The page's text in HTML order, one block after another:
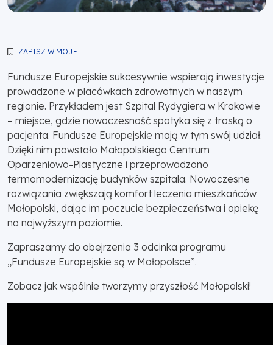
ZAPISZ W MOJE
Fundusze Europejskie sukcesywnie wspierają inwestycje
prowadzone w placówkach zdrowotnych w naszym
regionie. Przykładem jest Szpital Rydygiera w Krakowie
– miejsce, gdzie nowoczesność spotyka się z troską o
pacjenta. Fundusze Europejskie mają w tym swój udział.
Dzięki nim powstało Małopolskiego Centrum
Oparzeniowo-Plastyczne i przeprowadzono
termomodernizację budynków szpitala. Nowoczesne
rozwiązania zwiększają komfort leczenia mieszkańców
Małopolski, dając im poczucie bezpieczeństwa i opiekę
na najwyższym poziomie.
Zapraszamy do obejrzenia 3 odcinka programu
„Fundusze Europejskie są w Małopolsce”.
Zobacz jak wspólnie tworzymy przyszłość Małopolski!